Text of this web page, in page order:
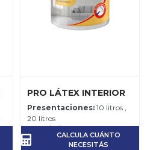
PRO LÁTEX INTERIOR
Presentaciones:10 litros ,
20 litros
litro, por mano.
CALCULA CUÁNTO
NECESITÁS